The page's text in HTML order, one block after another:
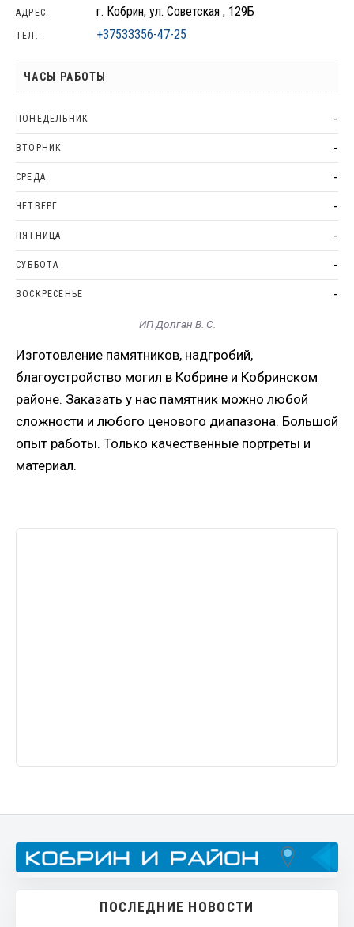
АДРЕС: г. Кобрин, ул. Советская , 129Б
ТЕЛ.: +37533356-47-25
ЧАСЫ РАБОТЫ
ПОНЕДЕЛЬНИК -
ВТОРНИК -
СРЕДА -
ЧЕТВЕРГ -
ПЯТНИЦА -
СУББОТА -
ВОСКРЕСЕНЬЕ -
ИП Долган В. С.
Изготовление памятников, надгробий,
благоустройство могил в Кобрине и Кобринском
районе. Заказать у нас памятник можно любой
сложности и любого ценового диапазона. Большой
опыт работы. Только качественные портреты и
материал.
ПОСЛЕДНИЕ НОВОСТИ